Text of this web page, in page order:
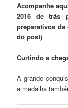
Acompanhe
2016 de trás
preparativos da
do post)
Curtindo a
A grande
a medalha